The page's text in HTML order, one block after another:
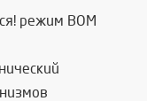
режим ВОМ